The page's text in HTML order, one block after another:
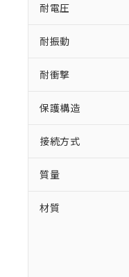
耐電圧
耐振動
耐衝撃
保護構造
接続方式
質量
材質